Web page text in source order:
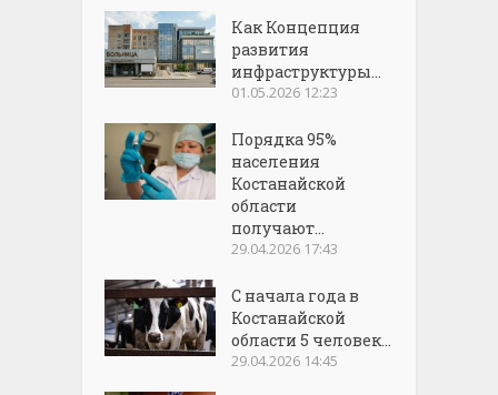
Как Концепция
развития
инфраструктуры...
01.05.2026 12:23
Порядка 95%
населения
Костанайской
области
получают...
29.04.2026 17:43
С начала года в
Костанайской
области 5 человек...
29.04.2026 14:45